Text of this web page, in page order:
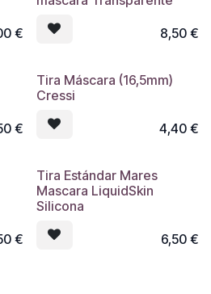
€ 8,50€
€
Tira Máscara (16,5mm)
Cressi
4,40€
€
Tira Estándar Mares
Mascara LiquidSkin
Silicona
6,50€